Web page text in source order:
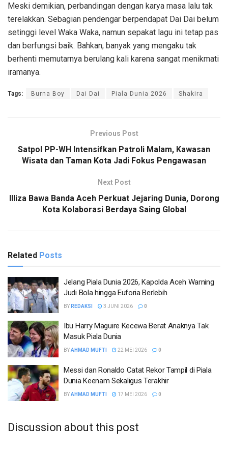
Meski demikian, perbandingan dengan karya masa lalu tak
terelakkan. Sebagian pendengar berpendapat Dai Dai belum
setinggi level Waka Waka, namun sepakat lagu ini tetap pas
dan berfungsi baik. Bahkan, banyak yang mengaku tak
berhenti memutarnya berulang kali karena sangat menikmati
iramanya.
Tags: Burna Boy Dai Dai Piala Dunia 2026 Shakira
Previous Post
Satpol PP-WH Intensifkan Patroli Malam, Kawasan
Wisata dan Taman Kota Jadi Fokus Pengawasan
Next Post
Illiza Bawa Banda Aceh Perkuat Jejaring Dunia, Dorong
Kota Kolaborasi Berdaya Saing Global
Related Posts
Jelang Piala Dunia 2026, Kapolda Aceh Warning
Judi Bola hingga Euforia Berlebih
BY REDAKSI 3 JUNI 2026 0
Ibu Harry Maguire Kecewa Berat Anaknya Tak
Masuk Piala Dunia
BYAHMAD MUFTI 22 MEI 2026 0
Messi dan Ronaldo Catat Rekor Tampil di Piala
Dunia Keenam Sekaligus Terakhir
BYAHMAD MUFTI 17 MEI 2026 0
Discussion about this post